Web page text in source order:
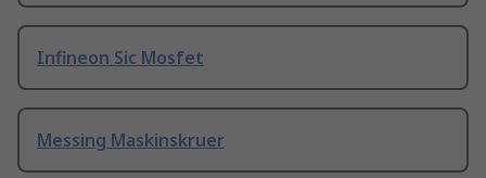
Infineon Sic Mosfet
Messing Maskinskruer